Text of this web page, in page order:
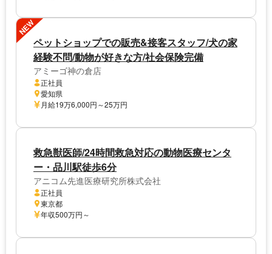
NEW
ペットショップでの販売&接客スタッフ/犬の家
経験不問/動物が好きな方/社会保険完備
アミーゴ神の倉店
正社員
愛知県
月給19万6,000円～25万円
救急獣医師/24時間救急対応の動物医療センタ
ー・品川駅徒歩6分
アニコム先進医療研究所株式会社
正社員
東京都
年収500万円～